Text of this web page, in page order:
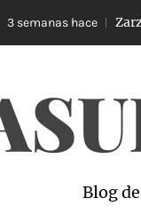
hace
Blog